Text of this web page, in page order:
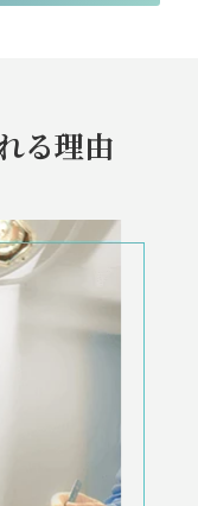
る理由